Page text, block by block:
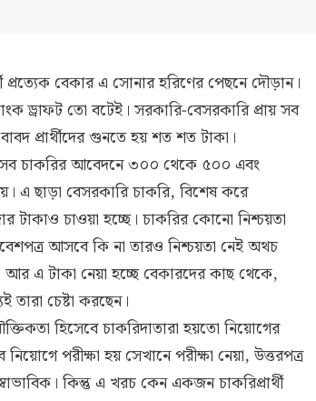
প্রত্যেক বেকার এ সোনার হরিণের পেছনে দৌড়ান।
ড্রাফট তো বটেই। সরকারি-বেসরকারি প্রায় সব
প্রার্থীদের গুনতে হয় শত শত টাকা।
চাকরির আবেদনে ৩০০ থেকে ৫০০ এবং
এ ছাড়া বেসরকারি চাকরি, বিশেষ করে
টাকাও চাওয়া হচ্ছে। চাকরির কোনো নিশ্চয়তা
আসবে কি না তারও নিশ্চয়তা নেই অথচ
এ টাকা নেয়া হচ্ছে বেকারদের কাছ থেকে,
তারা চেষ্টা করছেন।
হিসেবে চাকরিদাতারা হয়তো নিয়োগের
পরীক্ষা হয় সেখানে পরীক্ষা নেয়া, উত্তরপত্র
কিন্তু এ খরচ কেন একজন চাকরিপ্রার্থী